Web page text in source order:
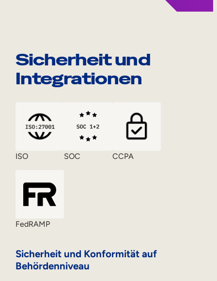
Sicherheit und
Integrationen
Sicherheit und Konformität auf
Behördenniveau
ISO SOC CCPA
FedRAMP